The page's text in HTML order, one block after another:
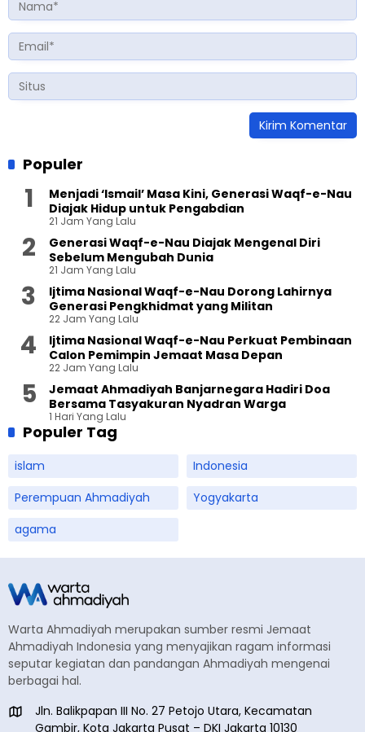
Populer
Menjadi ‘Ismail’ Masa Kini, Generasi Waqf-e-Nau
Diajak Hidup untuk Pengabdian
21 Jam Yang Lalu
Generasi Waqf-e-Nau Diajak Mengenal Diri
Sebelum Mengubah Dunia
21 Jam Yang Lalu
Ijtima Nasional Waqf-e-Nau Dorong Lahirnya
Generasi Pengkhidmat yang Militan
22 Jam Yang Lalu
Ijtima Nasional Waqf-e-Nau Perkuat Pembinaan
Calon Pemimpin Jemaat Masa Depan
22 Jam Yang Lalu
Jemaat Ahmadiyah Banjarnegara Hadiri Doa
Bersama Tasyakuran Nyadran Warga
1 Hari Yang Lalu
Populer Tag
islam
Indonesia
Perempuan Ahmadiyah
Yogyakarta
agama
Warta Ahmadiyah merupakan sumber resmi Jemaat
Ahmadiyah Indonesia yang menyajikan ragam informasi
seputar kegiatan dan pandangan Ahmadiyah mengenai
berbagai hal.
Jln. Balikpapan III No. 27 Petojo Utara, Kecamatan
Gambir, Kota Jakarta Pusat – DKI Jakarta 10130